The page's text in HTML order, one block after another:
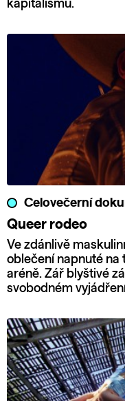
kapitalismu.
Celovečerní
Queer rodeo
Ve zdánlivě
oblečení napnuté na
aréně. Zář blyštivé
svobodném